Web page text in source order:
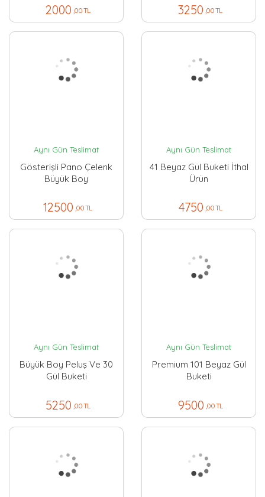
2000 ,00 TL 3250 ,00 TL
Aynı Gün Teslimat
Gösterişli Pano Çelenk
Büyük Boy
12500 ,00 TL
Aynı Gün Teslimat
41 Beyaz Gül Buketi İthal
Ürün
4750 ,00 TL
Aynı Gün Teslimat
Büyük Boy Peluş Ve 30
Gül Buketi
5250 ,00 TL
Aynı Gün Teslimat
Premium 101 Beyaz Gül
Buketi
9500 ,00 TL